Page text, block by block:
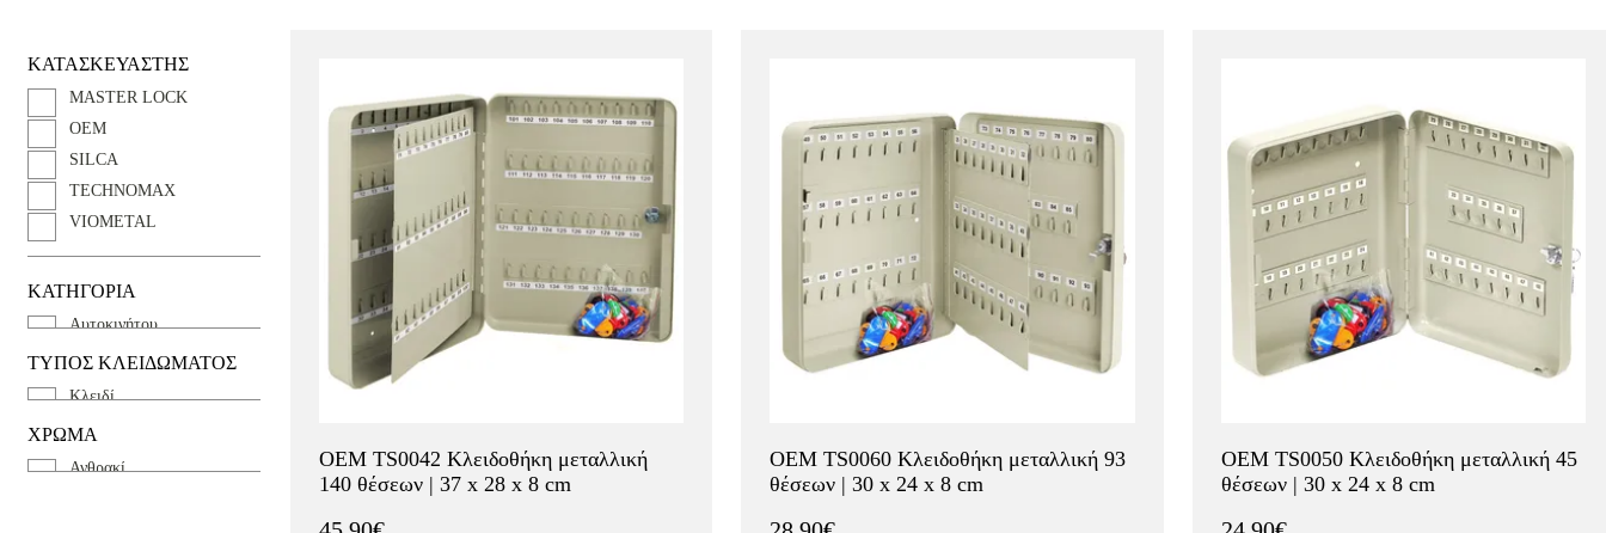
ΚΑΤΑΣΚΕΥΑΣΤΗΣ
MASTER LOCK
OEM
SILCA
TECHNOMAX
VIOMETAL
ΚΑΤΗΓΟΡΙΑ
Αυτοκινήτου
Δαπέδου Τοίχου
Εξωτερικού χώρου
ΤΥΠΟΣ ΚΛΕΙΔΩΜΑΤΟΣ
Κλειδί
Μηχανικό Κωδικό
ΧΡΩΜΑ
Ανθρακί
OEM TS0042 Κλειδοθήκη μεταλλική
140 θέσεων | 37 x 28 x 8 cm
OEM TS0060 Κλειδοθήκη μεταλλική 93
θέσεων | 30 x 24 x 8 cm
OEM TS0050 Κλειδοθήκη μεταλλική 45
θέσεων | 30 x 24 x 8 cm